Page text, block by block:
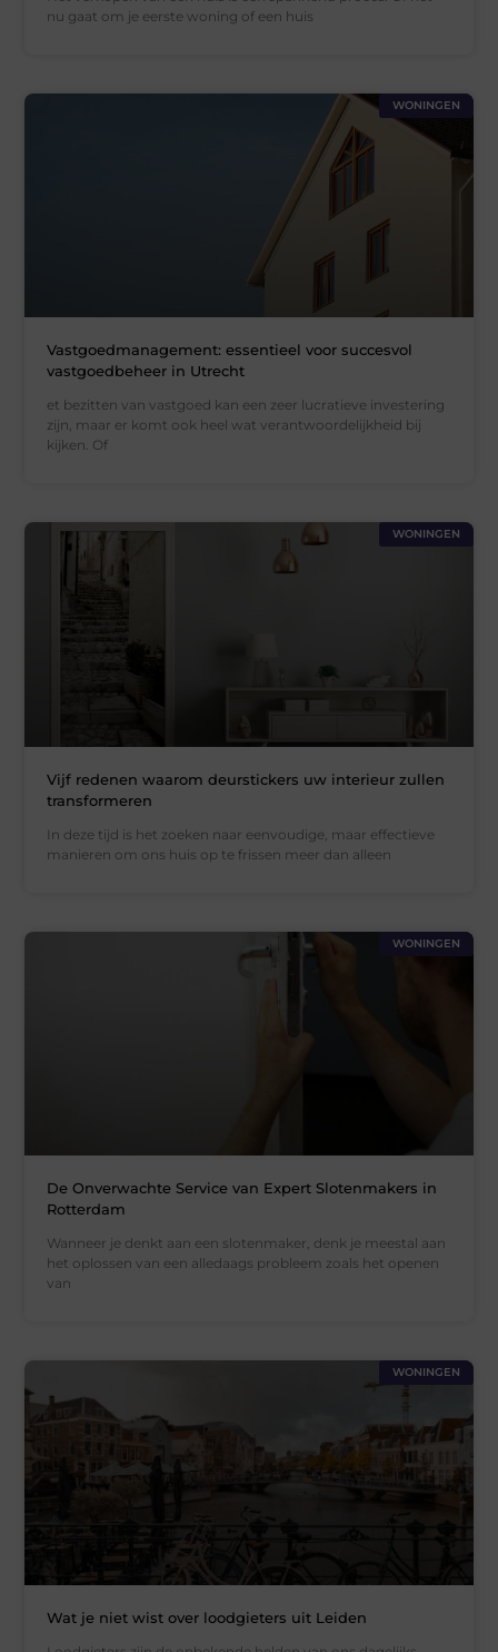
nu gaat om je eerste woning of een huis
WONINGEN
Vastgoedmanagement: essentieel voor succesvol
vastgoedbeheer in Utrecht
et bezitten van vastgoed kan een zeer lucratieve investering
zijn, maar er komt ook heel wat verantwoordelijkheid bij
kijken. Of
WONINGEN
Vijf redenen waarom deurstickers uw interieur zullen
transformeren
In deze tijd is het zoeken naar eenvoudige, maar effectieve
manieren om ons huis op te frissen meer dan alleen
WONINGEN
De Onverwachte Service van Expert Slotenmakers in
Rotterdam
Wanneer je denkt aan een slotenmaker, denk je meestal aan
het oplossen van een alledaags probleem zoals het openen
van
WONINGEN
Wat je niet wist over loodgieters uit Leiden